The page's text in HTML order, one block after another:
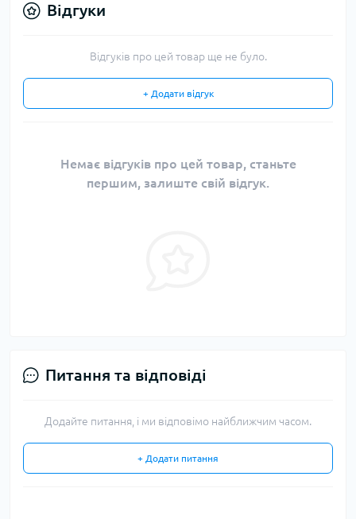
Відгуки
Відгуків про цей товар ще не було.
+ Додати відгук
Немає відгуків про цей товар, станьте
першим, залиште свій відгук.
Питання та відповіді
Додайте питання, і ми відповімо найближчим часом.
+ Додати питання